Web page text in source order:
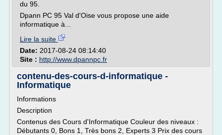
du 95.
Dpann PC 95 Val d'Oise vous propose une aide
informatique à...
Lire la suite
Date: 2017-08-24 08:14:40
Site : http://www.dpannpc.fr
contenu-des-cours-d-informatique -
Informatique
Informations
Description
Contenus des Cours d'Informatique Couleur des niveaux :
Débutants 0, Bons 1, Très bons 2, Experts 3 Prix des cours